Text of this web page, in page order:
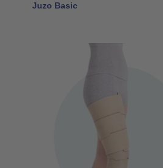
Juzo Basic